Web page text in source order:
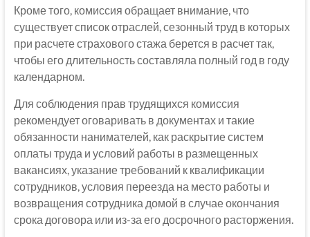
Кроме того, комиссия обращает внимание, что
существует список отраслей, сезонный труд в которых
при расчете страхового стажа берется в расчет так,
чтобы его длительность составляла полный год в году
календарном.
Для соблюдения прав трудящихся комиссия
рекомендует оговаривать в документах и такие
обязанности нанимателей, как раскрытие систем
оплаты труда и условий работы в размещенных
вакансиях, указание требований к квалификации
сотрудников, условия переезда на место работы и
возвращения сотрудника домой в случае окончания
срока договора или из-за его досрочного расторжения.